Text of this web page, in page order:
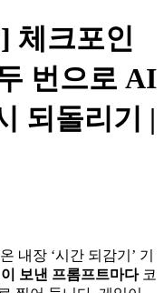
체크포인
번으로 AI
되돌리기 |
내장 ‘시간 되감기’ 기
보낸 프롬프트마다코